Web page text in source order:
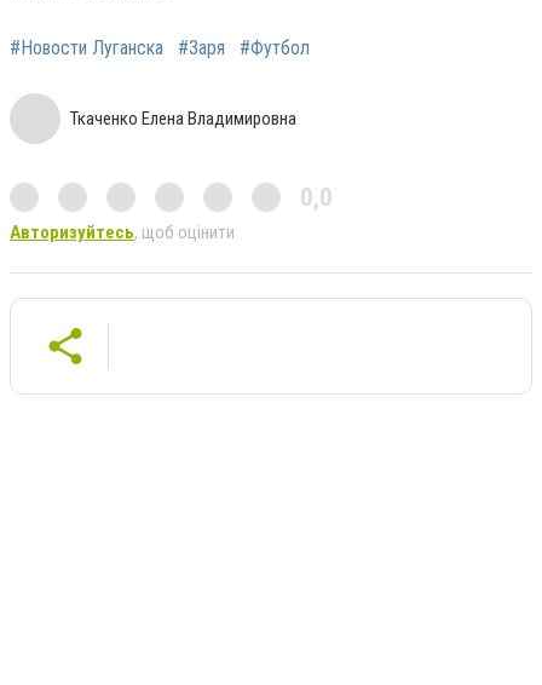
#Новости Луганска #Заря #Футбол
Ткаченко Елена Владимировна
0,0
Авторизуйтесь, щоб оцінити